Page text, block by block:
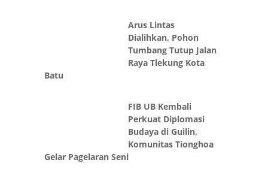
Arus Lintas
Dialihkan, Pohon
Tumbang Tutup Jalan
Raya Tlekung Kota
Batu
FIB UB Kembali
Perkuat Diplomasi
Budaya di Guilin,
Komunitas Tionghoa
Gelar Pagelaran Seni